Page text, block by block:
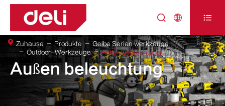
  
Außen beleuchtung
Zuhause Produkte
Gelbe Serien werkzeuge
Outdoor-Werkzeuge
Außen beleuchtung